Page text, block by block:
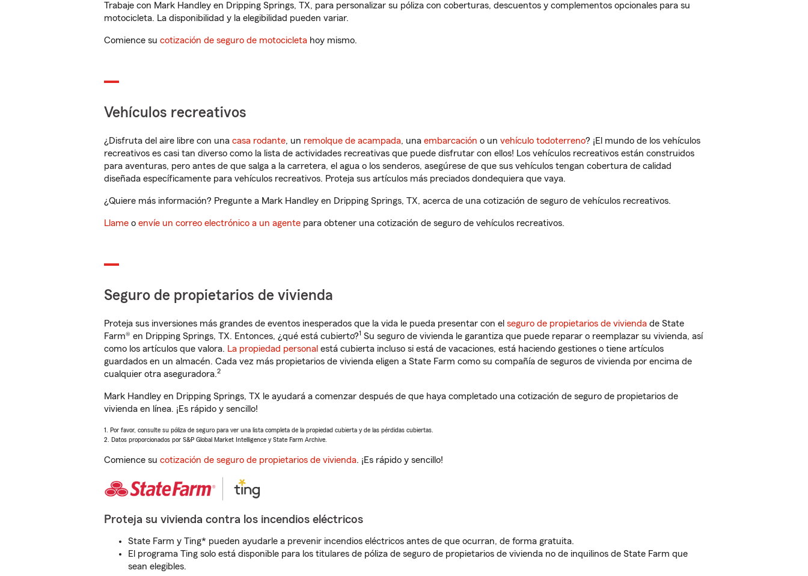
Trabaje con Mark Handley en Dripping Springs, TX, para personalizar su póliza con coberturas, descuentos y complementos opcionales para su
motocicleta. La disponibilidad y la elegibilidad pueden variar.
Comience su cotización de seguro de motocicleta hoy mismo.
Vehículos recreativos
¿Disfruta del aire libre con una casa rodante, un remolque de acampada, una embarcación o un vehículo todoterreno? ¡El mundo de los vehículos
recreativos es casi tan diverso como la lista de actividades recreativas que puede disfrutar con ellos! Los vehículos recreativos están construidos
para aventuras, pero antes de que salga a la carretera, el agua o los senderos, asegúrese de que sus vehículos tengan cobertura de calidad
diseñada específicamente para vehículos recreativos. Proteja sus artículos más preciados dondequiera que vaya.
¿Quiere más información? Pregunte a Mark Handley en Dripping Springs, TX, acerca de una cotización de seguro de vehículos recreativos.
Llame o envíe un correo electrónico a un agente para obtener una cotización de seguro de vehículos recreativos.
Seguro de propietarios de vivienda
Proteja sus inversiones más grandes de eventos inesperados que la vida le pueda presentar con el seguro de propietarios de vivienda de State
Farm® en Dripping Springs, TX. Entonces, ¿qué está cubierto?1 Su seguro de vivienda le garantiza que puede reparar o reemplazar su vivienda, así
como los artículos que valora. La propiedad personal está cubierta incluso si está de vacaciones, está haciendo gestiones o tiene artículos
guardados en un almacén. Cada vez más propietarios de vivienda eligen a State Farm como su compañía de seguros de vivienda por encima de
cualquier otra aseguradora.2
Mark Handley en Dripping Springs, TX le ayudará a comenzar después de que haya completado una cotización de seguro de propietarios de
vivienda en línea. ¡Es rápido y sencillo!
1. Por favor, consulte su póliza de seguro para ver una lista completa de la propiedad cubierta y de las pérdidas cubiertas.
2. Datos proporcionados por S&P Global Market Intelligence y State Farm Archive.
Comience su cotización de seguro de propietarios de vivienda. ¡Es rápido y sencillo!
Proteja su vivienda contra los incendios eléctricos
State Farm y Ting* pueden ayudarle a prevenir incendios eléctricos antes de que ocurran, de forma gratuita.
El programa Ting solo está disponible para los titulares de póliza de seguro de propietarios de vivienda no de inquilinos de State Farm que
sean elegibles.